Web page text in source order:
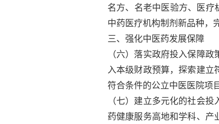
名方、名老中医验方、医疗
中药医疗机构制剂新品种，
三、强化中医药发展保障
（六）落实政府投入保障政
入本级财政预算，探索建立
符合条件的公立中医医院项
（七）建立多元化的社会投
药健康服务高地和学科、产